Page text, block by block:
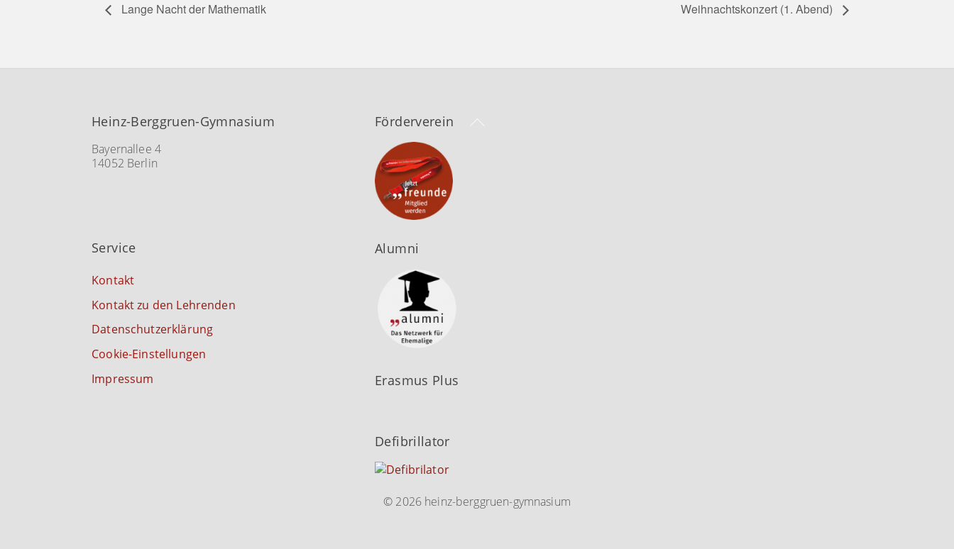
Lange Nacht der Mathematik Weihnachtskonzert (1. Abend)
Heinz-Berggruen-Gymnasium
Bayernallee 4
14052 Berlin
Service
Kontakt
Kontakt zu den Lehrenden
Datenschutzerklärung
Cookie-Einstellungen
Impressum
Förderverein
Alumni
Erasmus Plus
Defibrillator
© 2026 heinz-berggruen-gymnasium